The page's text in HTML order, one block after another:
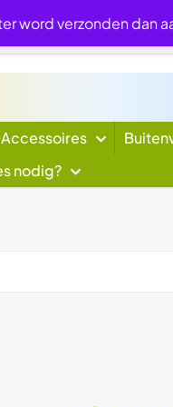
Accessoires
nodig?
word verzonden dan